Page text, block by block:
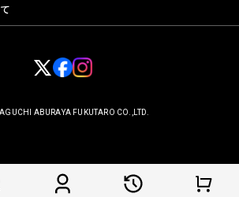
ABURAYA FUKUTARO CO.,LTD.